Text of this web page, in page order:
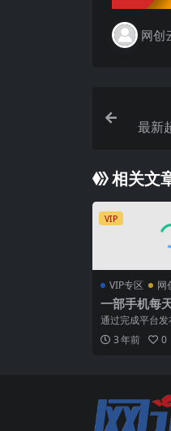
网创
最新
相关文
VIP
VIP专区 网
一部手机每
能日入100
新手小白无
上限
通过完成平台发
很简单，把提供
好发布到短视
3 年前 0